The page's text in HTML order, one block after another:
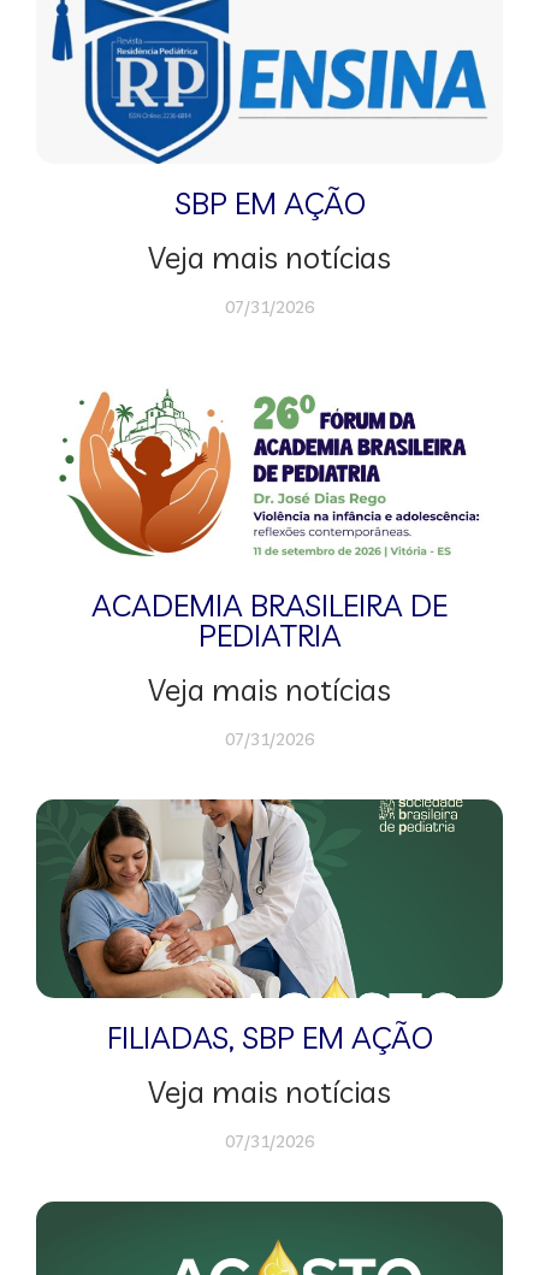
SBP EM AÇÃO
Veja mais notícias
07/31/2026
ACADEMIA BRASILEIRA DE
PEDIATRIA
Veja mais notícias
07/31/2026
FILIADAS, SBP EM AÇÃO
Veja mais notícias
07/31/2026